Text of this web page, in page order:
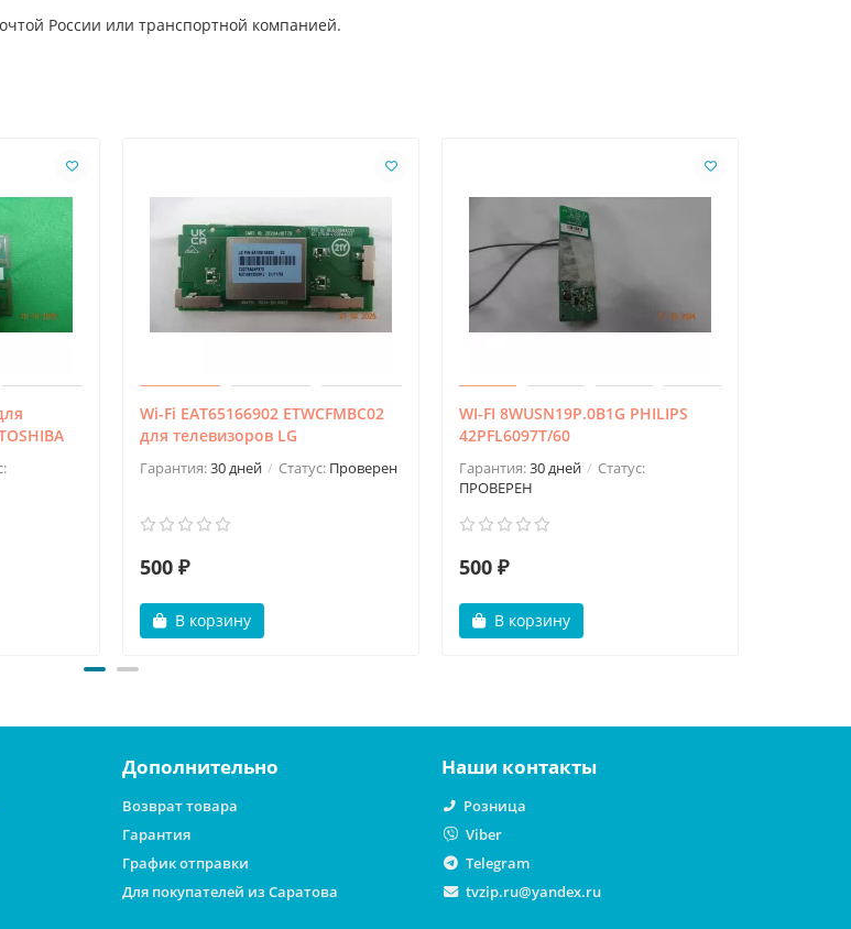
России или транспортной компанией.
Wi-Fi EAT65166902 ETWCFMBC02
для телевизоров LG
Гарантия:30 дней Статус: Проверен
500 ₽
В корзину
WI-FI 8WUSN19P.0B1G PHILIPS
42PFL6097T/60
Гарантия:30 дней
Статус:
ПРОВЕРЕН
500 ₽
В корзину
Дополнительно
Возврат товара
Гарантия
График отправки
Для покупателей из Саратова
Наши контакты
Розница
Viber
Telegram
tvzip.ru@yandex.ru